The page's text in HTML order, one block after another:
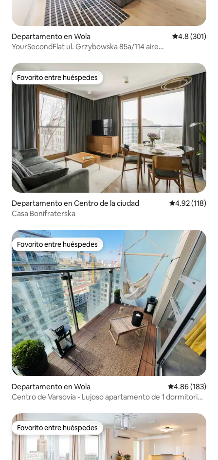
Departamento en Wola Calificación
4.8 (301)
YourSecondFlat ul. Grzybowska 85a/114 aire
Favorito entre huéspedes
Favorito entre huéspedes
Departamento en Centro de la ciudad Calificación
4.92 (118)
Casa Bonifraterska
Favorito entre huéspedes
Favorito entre huéspedes
Departamento en Wola Calificación
4.86 (183)
Centro de Varsovia - Lujoso apartamento de 1 dormitorio
Favorito entre huéspedes
Favorito entre huéspedes